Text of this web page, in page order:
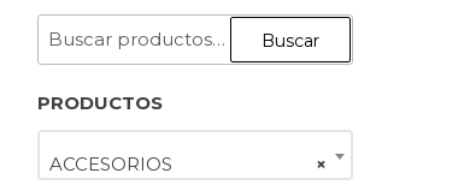
BUSCAR
Buscar
PRODUCTOS
×
ACCESORIOS